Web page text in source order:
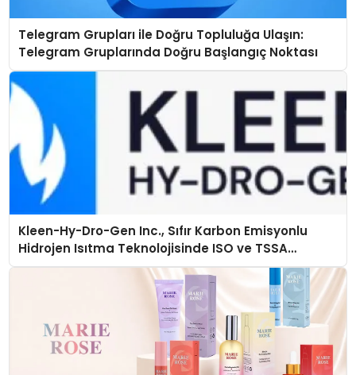
Telegram Grupları ile Doğru Topluluğa Ulaşın:
Telegram Gruplarında Doğru Başlangıç Noktası
Kleen-Hy-Dro-Gen Inc., Sıfır Karbon Emisyonlu
Hidrojen Isıtma Teknolojisinde ISO ve TSSA
Düzenleyici Onaylarını Aldı